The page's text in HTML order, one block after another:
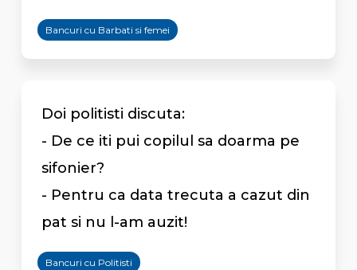
Bancuri cu Barbati si femei
Doi politisti discuta:
- De ce iti pui copilul sa doarma pe
sifonier?
- Pentru ca data trecuta a cazut din
pat si nu l-am auzit!
Bancuri cu Politisti